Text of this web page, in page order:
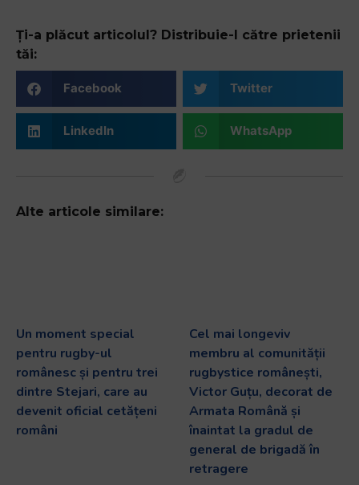
Ți-a plăcut articolul? Distribuie-l către prietenii
tăi:
Facebook Twitter
LinkedIn WhatsApp
Alte articole similare:
Un moment special
pentru rugby-ul
românesc și pentru trei
dintre Stejari, care au
devenit oficial cetățeni
români
Cel mai longeviv
membru al comunității
rugbystice românești,
Victor Guțu, decorat de
Armata Română și
înaintat la gradul de
general de brigadă în
retragere